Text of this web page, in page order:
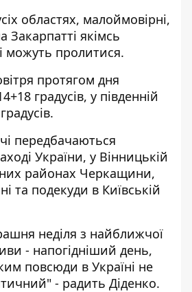
областях, малоймовірні,
якімсь
можуть пролитися.
протягом дня
градусів, у південній
передбачаються
України, у Вінницькій
районах Черкащини,
та подекуди в Київській
неділя з найближчої
- напогідніший день,
повсюди в Україні не
- радить Діденко.